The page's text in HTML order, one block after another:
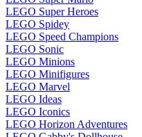
LEGO Super Heroes
LEGO Spidey
LEGO Speed Champions
LEGO Sonic
LEGO Minions
LEGO Minifigures
LEGO Marvel
LEGO Ideas
LEGO Iconics
LEGO Horizon Adventures